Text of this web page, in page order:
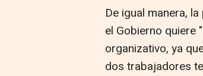
De igual manera,
el Gobierno quiere
organizativo, ya
dos trabajadores